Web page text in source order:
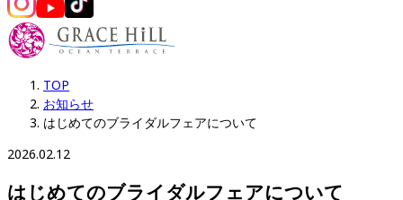
TOP
お知らせ
はじめてのブライダルフェアについて
2026.02.12
はじめてのブライダルフェアについて